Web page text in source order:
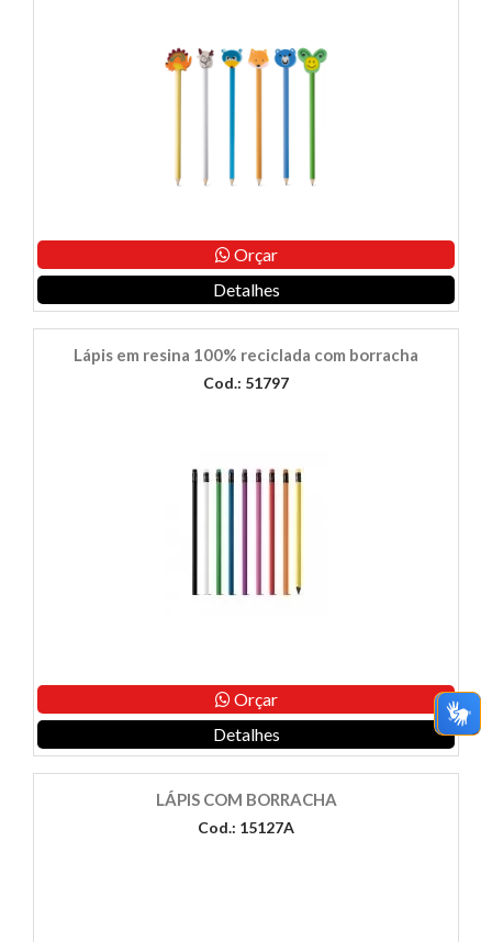
Orçar
Detalhes
Lápis em resina 100% reciclada com borracha
Cod.: 51797
Orçar
Detalhes
LÁPIS COM BORRACHA
Cod.: 15127A